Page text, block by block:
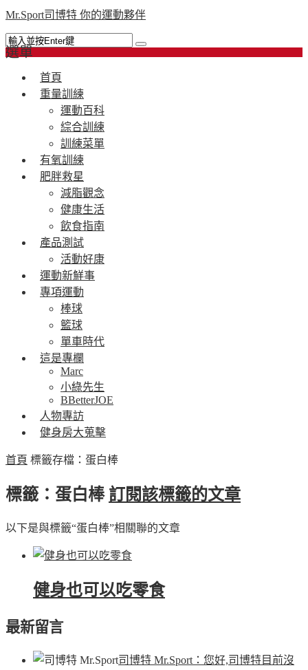
Mr.Sport司博特 你的運動夥伴
選單
首頁
重量訓練
運動百科
綜合訓練
訓練菜單
有氧訓練
肥胖救星
減脂觀念
健康生活
飲食指南
產品測試
活動好康
運動新鮮事
專項運動
棒球
籃球
單車時代
這是專欄
Marc
小綠先生
BBetterJOE
人物專訪
健身房大蒐擊
首頁 標籤存檔：蛋白棒
標籤：蛋白棒 訂閱該標籤的文章
以下是與標籤“蛋白棒”相關聯的文章
健身也可以吃零食
最新留言
司博特 Mr.Sport ：您好,司博特目前沒